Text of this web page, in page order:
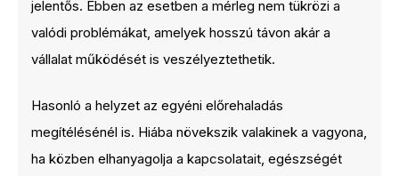
jelentős. Ebben az esetben a mérleg nem tükrözi a
valódi problémákat, amelyek hosszú távon akár a
vállalat működését is veszélyeztethetik.
Hasonló a helyzet az egyéni előrehaladás
megítélésénél is. Hiába növekszik valakinek a vagyona,
ha közben elhanyagolja a kapcsolatait, egészségét